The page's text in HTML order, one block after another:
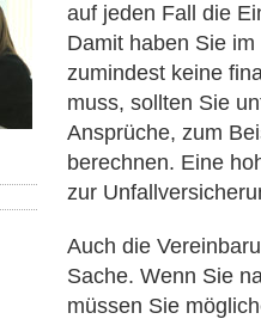
auf jeden Fall die
Damit haben Sie
zumindest keine
muss, sollten Sie
Ansprüche, zum
berechnen. Eine
zur
Auch die
Sache. Wenn Sie
müssen Sie